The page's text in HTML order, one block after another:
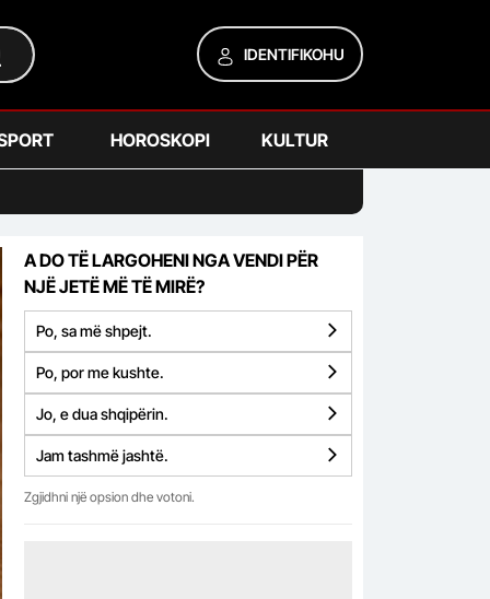
IDENTIFIKOHU
HOROSKOPI KULTUR
A DO TË LARGOHENI NGA VENDI PËR
NJË JETË MË TË MIRË?
Po, sa më shpejt.
Po, por me kushte.
Jo, e dua shqipërin.
Jam tashmë jashtë.
Zgjidhni një opsion dhe votoni.